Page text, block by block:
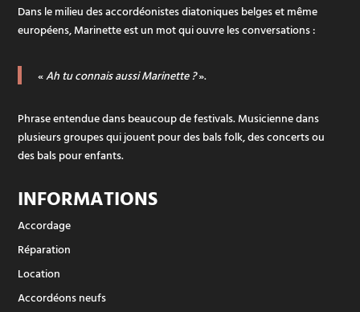
Dans le milieu des accordéonistes diatoniques belges et même
européens, Marinette est un mot qui ouvre les conversations :
«Ah tu connais aussi Marinette ?».
Phrase entendue dans beaucoup de festivals. Musicienne dans
plusieurs groupes qui jouent pour des bals folk, des concerts ou
des bals pour enfants.
INFORMATIONS
Accordage
Réparation
Location
Accordéons neufs